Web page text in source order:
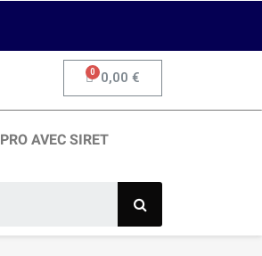
0,00 €
PRO AVEC SIRET